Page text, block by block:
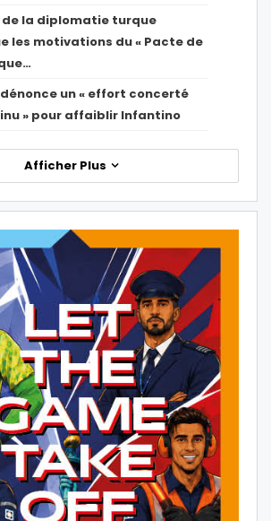
de la diplomatie turque
les motivations du « Pacte de
dénonce un « effort concerté
» pour affaiblir Infantino
Afficher Plus